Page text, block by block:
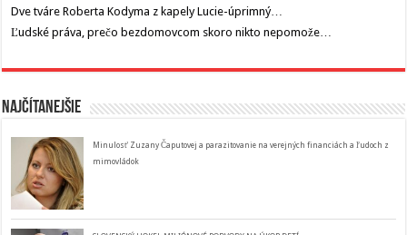
Dve tváre Roberta Kodyma z kapely Lucie-úprimný…
Ľudské práva, prečo bezdomovcom skoro nikto nepomože…
Najčítanejšie
Minulosť Zuzany Čaputovej a parazitovanie na verejných financiách a ľudoch z
mimovládok